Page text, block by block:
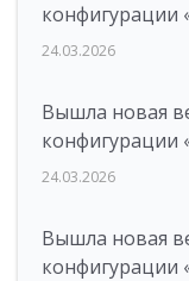
конфигурации
24.03.2026
Вышла новая
конфигурации
24.03.2026
Вышла новая
конфигурации